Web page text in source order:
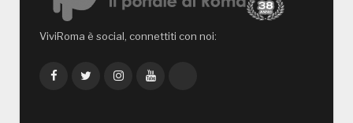
ViviRoma è social, connettiti con noi:
FacebookTwitterInstagramYouTube